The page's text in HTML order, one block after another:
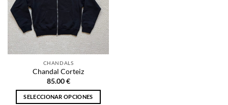
CHANDALS
Chandal Corteiz
85.00€
SELECCIONAR OPCIONES